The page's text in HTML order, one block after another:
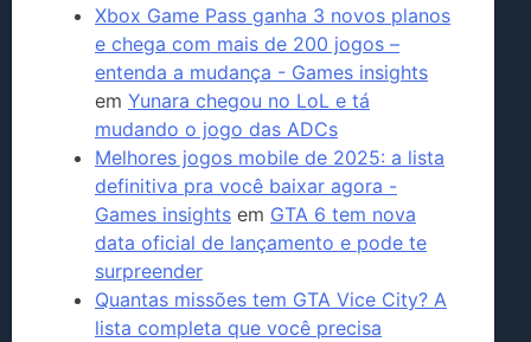
Xbox Game Pass ganha 3 novos planos
e chega com mais de 200 jogos –
entenda a mudança - Games insights
em Yunara chegou no LoL e tá
mudando o jogo das ADCs
Melhores jogos mobile de 2025: a lista
definitiva pra você baixar agora -
Games insights em GTA 6 tem nova
data oficial de lançamento e pode te
surpreender
Quantas missões tem GTA Vice City? A
lista completa que você precisa